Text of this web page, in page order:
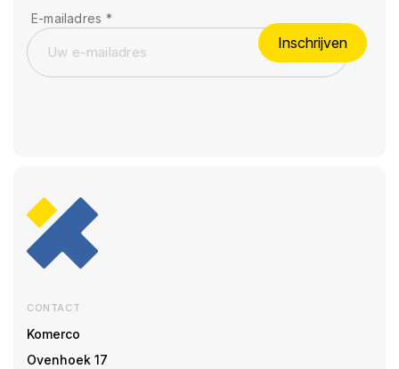
E-mailadres *
Inschrijven
CONTACT
Komerco
Ovenhoek 17